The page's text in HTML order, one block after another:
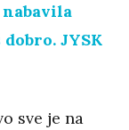
JYSK
sve je na